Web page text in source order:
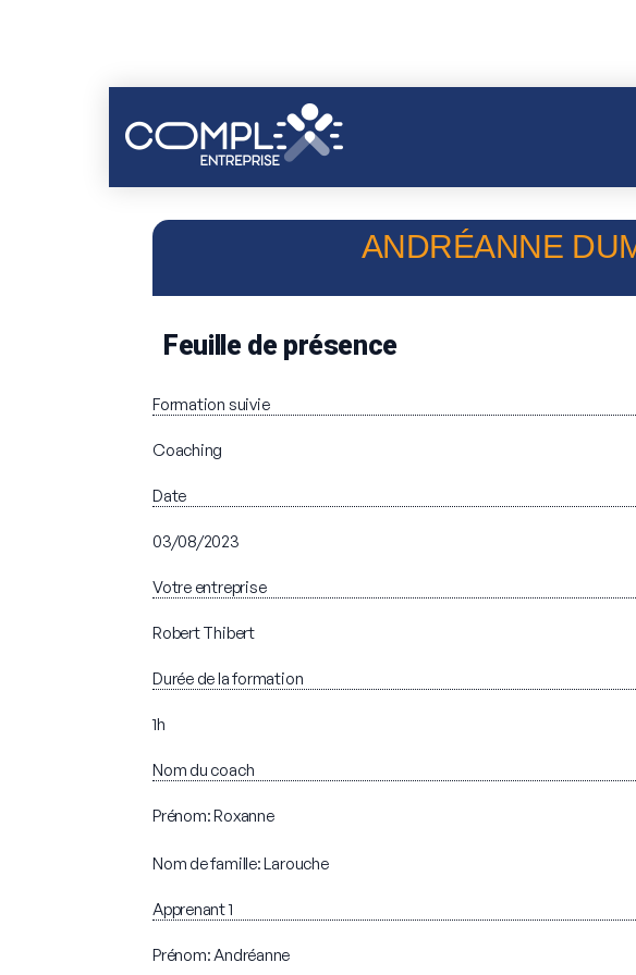
ANDRÉANNE
Feuille de présence
Formation suivie
Coaching
Date
03/08/2023
Votre entreprise
Robert Thibert
Durée de la formation
1h
Nom du coach
Prénom: Roxanne
Nom de famille: Larouche
Apprenant 1
Prénom: Andréanne